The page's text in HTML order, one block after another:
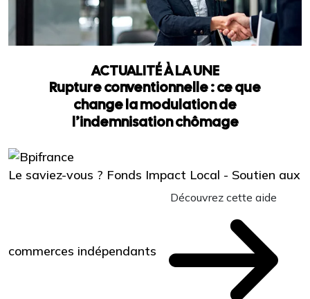
ACTUALITÉ À LA UNE
Rupture conventionnelle : ce que
change la modulation de
l’indemnisation chômage
Le saviez-vous ? Fonds Impact Local - Soutien aux
commerces indépendants
Découvrez cette aide